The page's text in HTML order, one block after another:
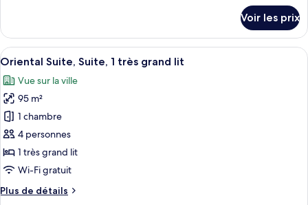
1
très
grand
lit
le
type
de
Club
Deluxe,
Chambre,
très
grand
lit
Voir les prix
Afficher
toutes
les
photos
pour
ce
type
de
chambre :
Oriental
Un salon moderne avec un canapé,
20
Oriental Suite, Suite, 1 très grand lit
Vue sur la ville
95 m²
1 chambre
4 personnes
1 très grand lit
Wi-Fi gratuit
Plus de détails
Plus